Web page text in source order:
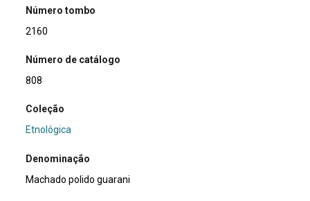
Número tombo
2160
Número de catálogo
808
Coleção
Etnológica
Denominação
Machado polido guarani